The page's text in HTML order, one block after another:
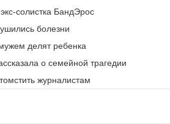
солистка БандЭрос
болезни
делят ребенка
о семейной трагедии
журналистам